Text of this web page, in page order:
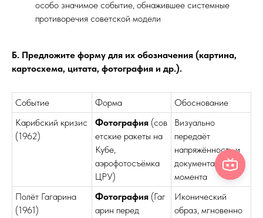
особо значимое событие, обнажившее системные
противоречия советской модели
Б. Предложите форму для их обозначения (картина,
картосхема, цитата, фотография и др.).
Событие Форма
Обоснование
Карибский кризис
(1962)
Фотография (сов
етские ракеты на
Кубе,
аэрофотосъёмка
ЦРУ)
Визуально
передаёт
напряжённость и
документальность
момента
Полёт Гагарина
(1961)
Фотография (Гаг
арин перед
Икониче­ский
образ, мгновенно